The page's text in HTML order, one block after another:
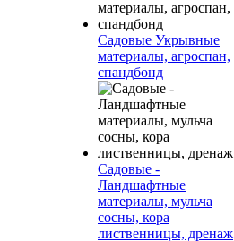
Садовые Укрывные
материалы, агроспан,
спандбонд
Садовые -
Ландшафтные
материалы, мульча
сосны, кора
лиственницы, дренаж